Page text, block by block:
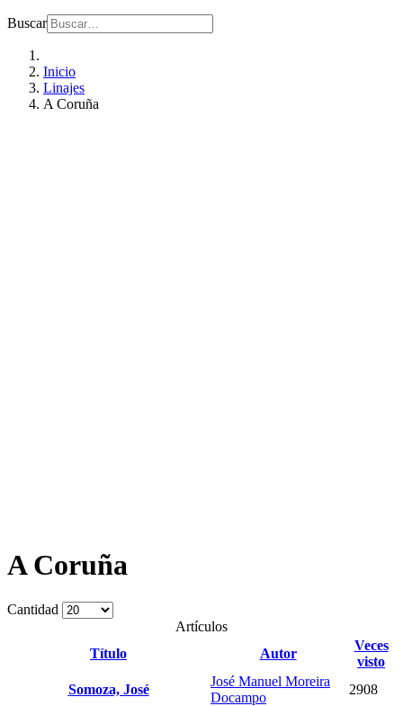
Buscar
Inicio
Linajes
A Coruña
A Coruña
Cantidad
Artículos
Título
Autor
Veces
visto
Somoza, José
José Manuel Moreira
Docampo
2908